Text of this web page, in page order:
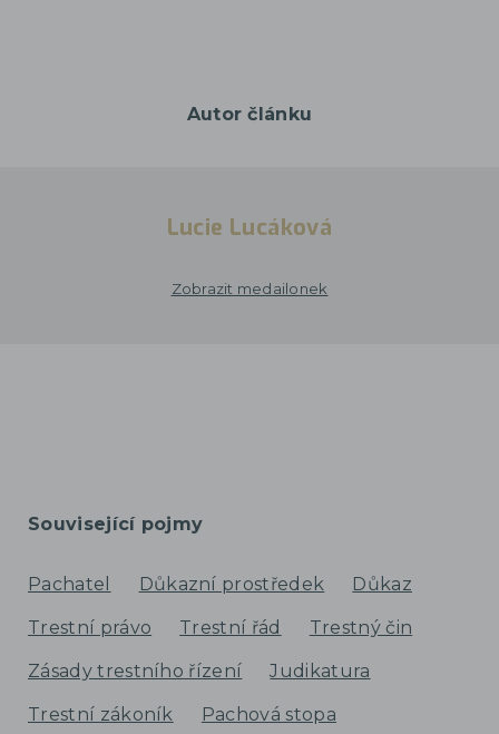
Autor článku
Lucie Lucáková
Zobrazit medailonek
Související pojmy
Pachatel Důkazní prostředek Důkaz
Trestní právo Trestní řád Trestný čin
Zásady trestního řízení Judikatura
Trestní zákoník Pachová stopa